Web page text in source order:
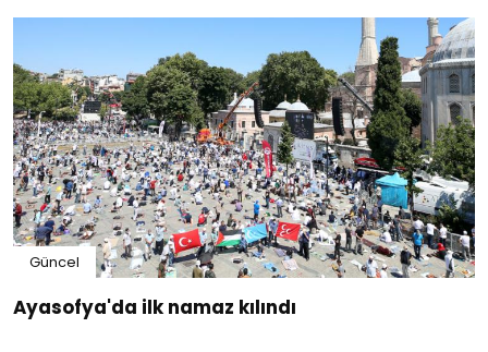
Güncel
Ayasofya'da ilk namaz kılındı